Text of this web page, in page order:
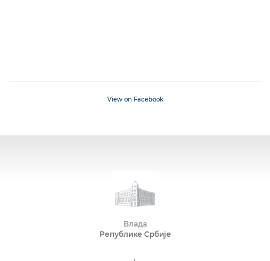
View on Facebook
Влада
Републике Србије